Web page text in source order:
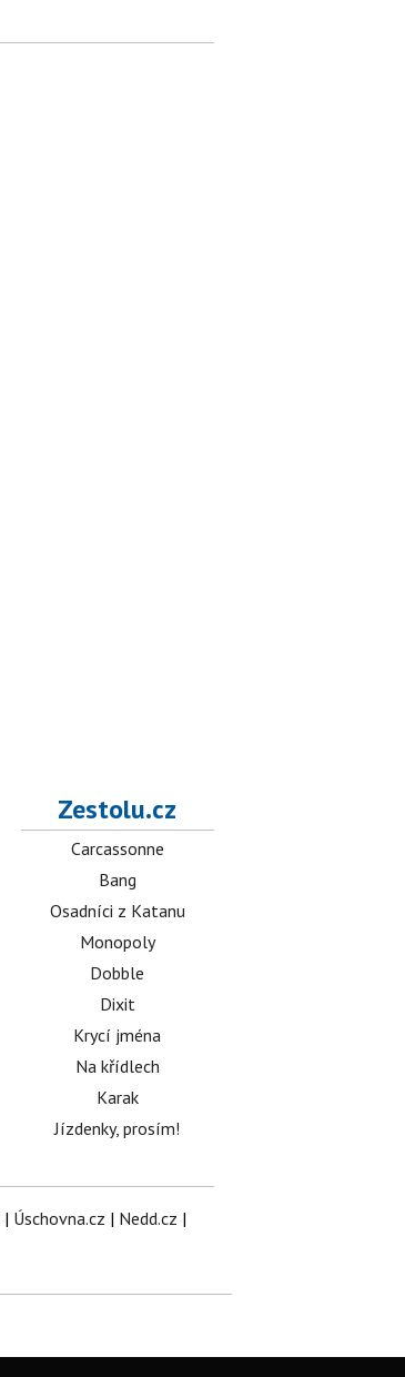
Zestolu.cz
Carcassonne
Bang
Osadníci z Katanu
Monopoly
Dobble
Dixit
Krycí jména
Na křídlech
Karak
Jízdenky, prosím!
| Úschovna.cz | Nedd.cz |